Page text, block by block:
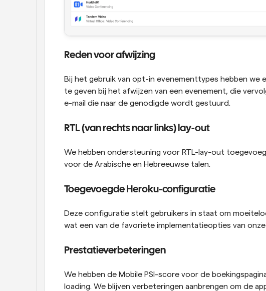
Reden voor afwijzing
Bij het gebruik van opt-in evenementtypes hebben we
te geven bij het afwijzen van een evenement, die
e-mail die naar de genodigde wordt gestuurd.
RTL (van rechts naar links) lay-out
We hebben ondersteuning voor RTL-lay-out
voor de Arabische en Hebreeuwse talen.
Toegevoegde Heroku-configuratie
Deze configuratie stelt gebruikers in staat om
wat een van de favoriete implementatieopties van onze
Prestatieverbeteringen
We hebben de Mobile PSI-score voor de
loading. We blijven verbeteringen aanbrengen om de